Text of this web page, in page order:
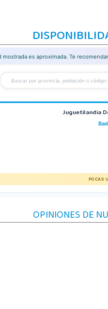
mostrada es aproximada. Te
Juguetilandia
POCAS
OPINIONES DE